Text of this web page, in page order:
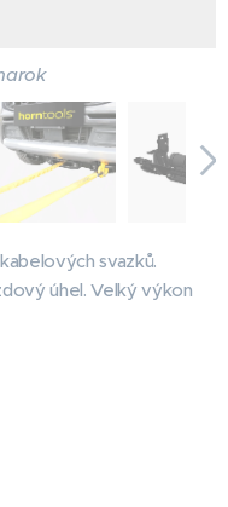
svazků.
úhel.Velký výkon